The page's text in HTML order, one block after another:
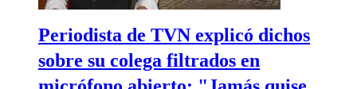
Periodista de TVN explicó dichos
sobre su colega filtrados en